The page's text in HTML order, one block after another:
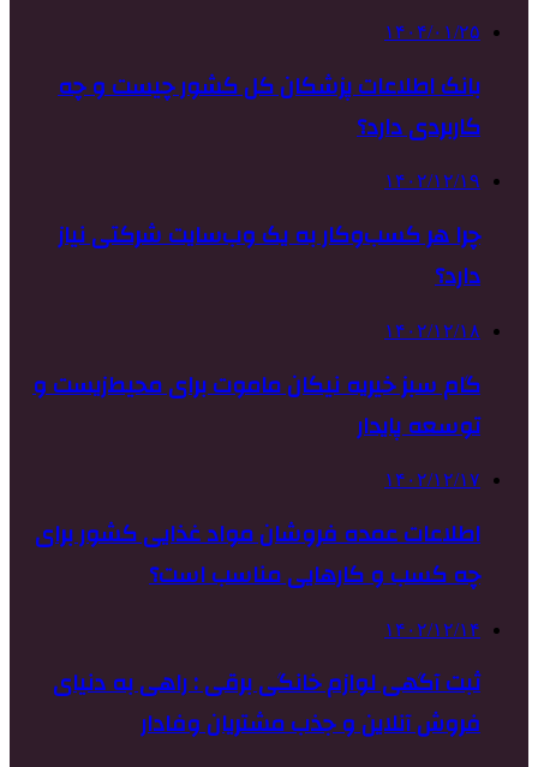
۱۴۰۴/۰۱/۲۵
بانک اطلاعات پزشکان کل کشور چیست و چه
کاربردی دارد؟
۱۴۰۲/۱۲/۱۹
چرا هر کسب‌وکار به یک وب‌سایت شرکتی نیاز
دارد؟
۱۴۰۲/۱۲/۱۸
گام سبز خیریه نیکان ماموت برای محیط‌زیست و
توسعه پایدار
۱۴۰۲/۱۲/۱۷
اطلاعات عمده فروشان مواد غذایی کشور برای
چه کسب و کارهایی مناسب است؟
۱۴۰۲/۱۲/۱۴
ثبت آگهی لوازم خانگی برقی : راهی به دنیای
فروش آنلاین و جذب مشتریان وفادار